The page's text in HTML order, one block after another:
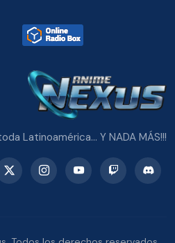
Latinoamérica... Y NADA MÁS!!!